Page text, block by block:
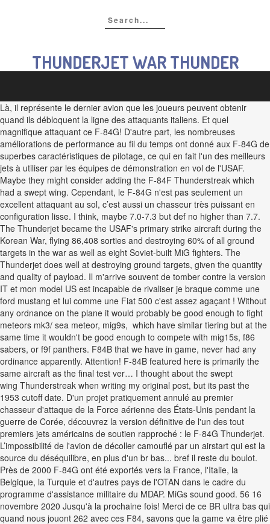
THUNDERJET WAR THUNDER
Là, il représente le dernier avion que les joueurs peuvent obtenir
quand ils débloquent la ligne des attaquants italiens. Et quel
magnifique attaquant ce F-84G! D'autre part, les nombreuses
améliorations de performance au fil du temps ont donné aux F-84G de
superbes caractéristiques de pilotage, ce qui en fait l'un des meilleurs
jets à utiliser par les équipes de démonstration en vol de l'USAF.
Maybe they might consider adding the F-84F Thunderstreak which
had a swept wing. Cependant, le F-84G n'est pas seulement un
excellent attaquant au sol, c’est aussi un chasseur très puissant en
configuration lisse. I think, maybe 7.0-7.3 but def no higher than 7.7.
The Thunderjet became the USAF's primary strike aircraft during the
Korean War, flying 86,408 sorties and destroying 60% of all ground
targets in the war as well as eight Soviet-built MiG fighters. The
Thunderjet does well at destroying ground targets, given the quantity
and quality of payload. Il m'arrive souvent de tomber contre la version
IT et mon model US est incapable de rivaliser je braque comme une
ford mustang et lui comme une Fiat 500 c'est assez agaçant ! Without
any ordnance on the plane it would probably be good enough to fight
meteors mk3/ sea meteor, mig9s, which have similar tiering but at the
same time it wouldn't be good enough to compete with mig15s, f86
sabers, or f9f panthers. F84B that we have in game, never had any
ordinance apparently. Attention! F-84B featured here is primarily the
same aircraft as the final test ver… I thought about the swept
wing Thunderstreak when writing my original post, but its past the
1953 cutoff date. D'un projet pratiquement annulé au premier
chasseur d'attaque de la Force aérienne des États-Unis pendant la
guerre de Corée, découvrez la version définitive de l'un des tout
premiers jets américains de soutien rapproché : le F-84G Thunderjet.
L’impossibilité de l'avion de décoller camouflé par un airstart qui est la
source du déséquilibre, en plus d'un br bas... bref il reste du boulot.
Près de 2000 F-84G ont été exportés vers la France, l'Italie, la
Belgique, la Turquie et d'autres pays de l'OTAN dans le cadre du
programme d'assistance militaire du MDAP. MiGs sound good. 56 16
novembre 2020 Jusqu'à la prochaine fois! Merci de ce BR ultra bas qui
quand nous jouont 262 avec ces F84, savons que la game va être plié